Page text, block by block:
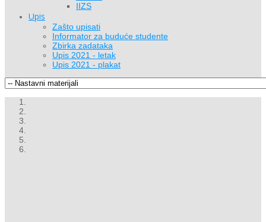
IIZS
Upis
Zašto upisati
Informator za buduće studente
Zbirka zadataka
Upis 2021 - letak
Upis 2021 - plakat